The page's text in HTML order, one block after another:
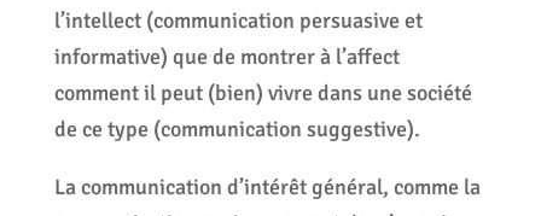
l’intellect (communication persuasive et
informative) que de montrer à l’affect
comment il peut (bien) vivre dans une société
de ce type (communication suggestive).
La communication d’intérêt général, comme la